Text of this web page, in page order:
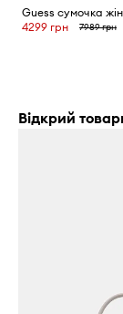
Guess сумочка
4299 грн
7989 грн
Відкрий